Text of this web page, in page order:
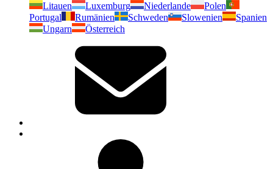
Litauen
Luxemburg Niederlande
Polen
Portugal
Rumänien Schweden Slowenien
Spanien
Ungarn
Österreich